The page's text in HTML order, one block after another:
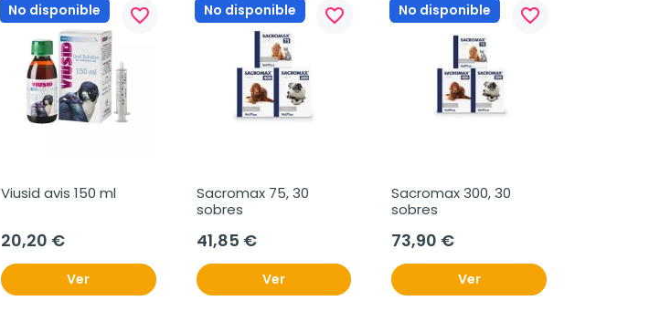
No disponible favorite_border
Viusid avis 150 ml
20,20 €
Ver
No disponible favorite_border
Sacromax 75, 30
sobres
41,85 €
Ver
No disponible favorite_border
Sacromax 300, 30
sobres
73,90 €
Ver